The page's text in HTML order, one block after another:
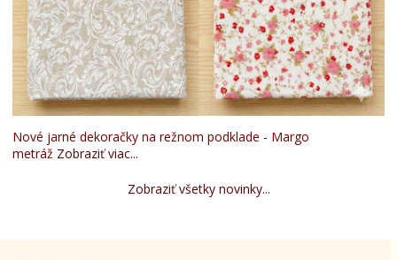
Nové jarné dekoračky na režnom podklade - Margo
metráž Zobraziť viac...
Zobraziť všetky novinky...